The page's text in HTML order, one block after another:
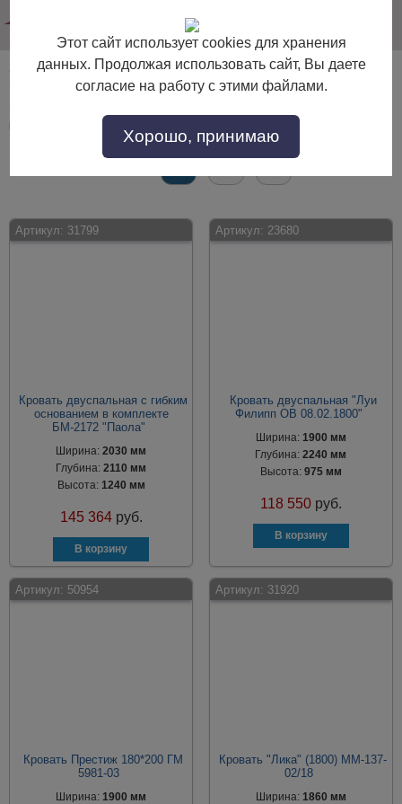
Кровати в спальню 180х200 см
Артикул: 31799
Кровать двуспальная с гибким
основанием в комплекте
БМ-2172 "Паола"
Ширина:2030 мм
Глубина:2110 мм
Высота: 1240 мм
145 364 руб.
Артикул: 23680
Кровать двуспальная "Луи
Филипп ОВ 08.02.1800"
Ширина: 1900 мм
Глубина:2240 мм
Высота: 975 мм
118 550 руб.
Артикул: 50954
Кровать Престиж 180*200 ГМ
5981-03
Ширина:1900 мм
Артикул: 31920
Кровать "Лика" (1800) ММ-137-
02/18
Ширина: 1860 мм
Этот сайт использует cookies для хранения
данных. Продолжая использовать сайт, Вы даете
согласие на работу с этими файлами.
Хорошо, принимаю